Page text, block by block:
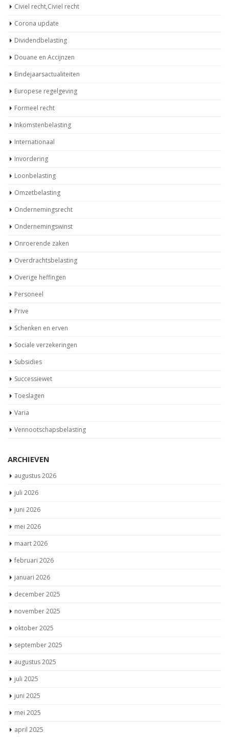
Civiel recht,Civiel recht
Corona update
Dividendbelasting
Douane en Accijnzen
Eindejaarsactualiteiten
Europese regelgeving
Formeel recht
Inkomstenbelasting
Internationaal
Invordering
Loonbelasting
Omzetbelasting
Ondernemingsrecht
Ondernemingswinst
Onroerende zaken
Overdrachtsbelasting
Overige heffingen
Personeel
Prive
Schenken en erven
Sociale verzekeringen
Subsidies
Successiewet
Toeslagen
Varia
Vennootschapsbelasting
ARCHIEVEN
augustus 2026
juli 2026
juni 2026
mei 2026
maart 2026
februari 2026
januari 2026
december 2025
november 2025
oktober 2025
september 2025
augustus 2025
juli 2025
juni 2025
mei 2025
april 2025